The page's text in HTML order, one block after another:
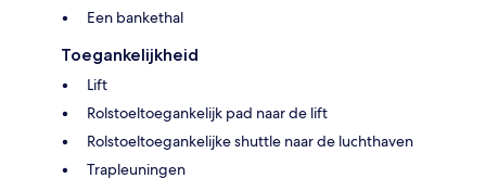
Een bankethal
Toegankelijkheid
Lift
Rolstoeltoegankelijk pad naar de lift
Rolstoeltoegankelijke shuttle naar de luchthaven
Trapleuningen